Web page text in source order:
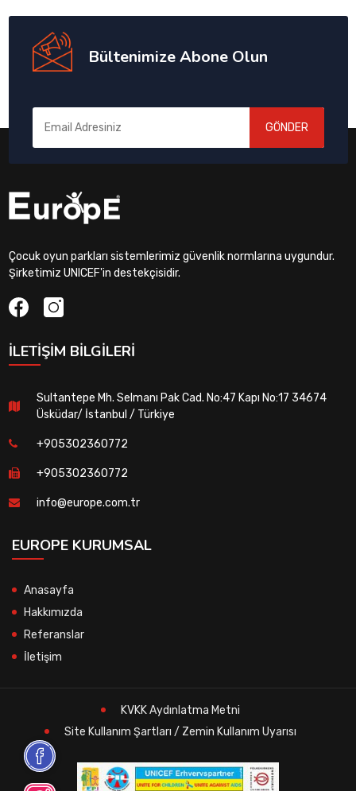
Bültenimize Abone Olun
GÖNDER
Çocuk oyun parkları sistemlerimiz güvenlik normlarına uygundur.
Şirketimiz UNICEF'in destekçisidir.
İLETIŞIM BILGILERI
Sultantepe Mh. Selmanı Pak Cad. No:47 Kapı No:17 34674
Üsküdar/ İstanbul / Türkiye
+905302360772
+905302360772
info@europe.com.tr
EUROPE KURUMSAL
Anasayfa
Hakkımızda
Referanslar
İletişim
KVKK Aydınlatma Metni
Site Kullanım Şartları / Zemin Kullanım Uyarısı